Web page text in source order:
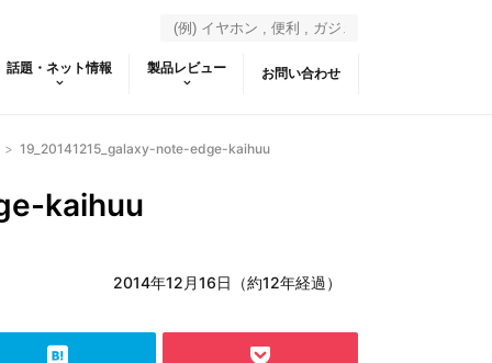
話題・ネット情報 製品レビュー お問い合わせ
> 19_20141215_galaxy-note-edge-kaihuu
kaihuu
2014年12月16日（約12年経過）